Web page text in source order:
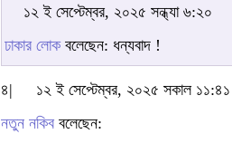
১২ ই সেপ্টেম্বর, ২০২৫ সন্ধ্যা ৬:২০
ঢাকার লোকবলেছেন: ধন্যবাদ !
৪|
১২ ই সেপ্টেম্বর, ২০২৫ সকাল ১১:৪১
নতুন নকিব বলেছেন: